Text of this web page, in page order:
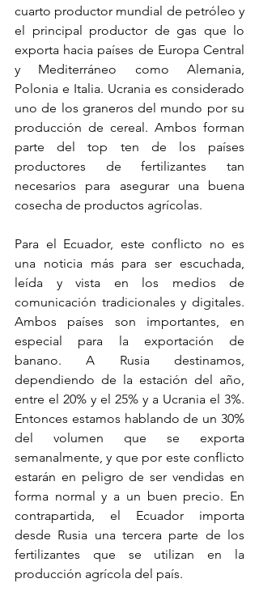
cuarto productor mundial de petróleo y
el principal productor de gas que lo
exporta hacia países de Europa Central
y Mediterráneo como Alemania,
Polonia e Italia. Ucrania es considerado
uno de los graneros del mundo por su
producción de cereal. Ambos forman
parte del top ten de los países
productores de fertilizantes tan
necesarios para asegurar una buena
cosecha de productos agrícolas.
Para el Ecuador, este conflicto no es
una noticia más para ser escuchada,
leída y vista en los medios de
comunicación tradicionales y digitales.
Ambos países son importantes, en
especial para la exportación de
banano. A Rusia destinamos,
dependiendo de la estación del año,
entre el 20% y el 25% y a Ucrania el 3%.
Entonces estamos hablando de un 30%
del volumen que se exporta
semanalmente, y que por este conflicto
estarán en peligro de ser vendidas en
forma normal y a un buen precio. En
contrapartida, el Ecuador importa
desde Rusia una tercera parte de los
fertilizantes que se utilizan en la
producción agrícola del país.